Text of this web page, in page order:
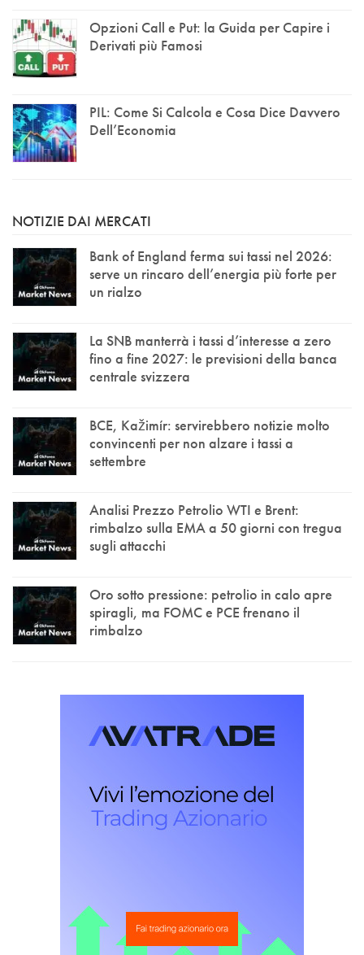
Opzioni Call e Put: la Guida per Capire i
Derivati più Famosi
PIL: Come Si Calcola e Cosa Dice Davvero
Dell’Economia
NOTIZIE DAI MERCATI
Bank of England ferma sui tassi nel 2026:
serve un rincaro dell’energia più forte per
un rialzo
La SNB manterrà i tassi d’interesse a zero
fino a fine 2027: le previsioni della banca
centrale svizzera
BCE, Kažimír: servirebbero notizie molto
convincenti per non alzare i tassi a
settembre
Analisi Prezzo Petrolio WTI e Brent:
rimbalzo sulla EMA a 50 giorni con tregua
sugli attacchi
Oro sotto pressione: petrolio in calo apre
spiragli, ma FOMC e PCE frenano il
rimbalzo